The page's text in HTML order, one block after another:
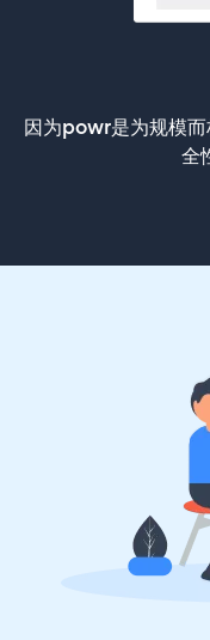
因为powr是为规模
全